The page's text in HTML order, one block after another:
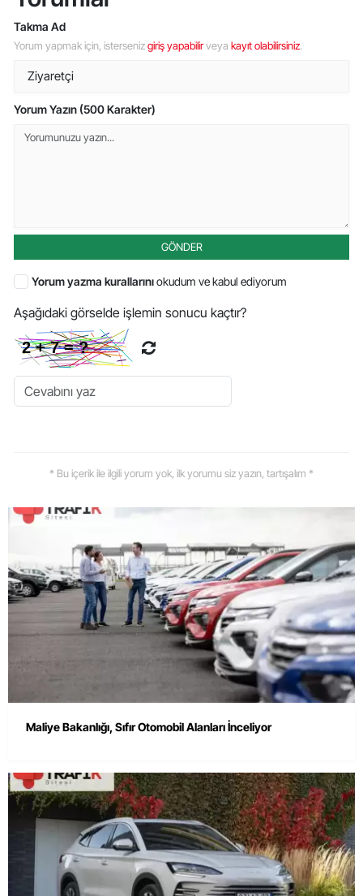
Takma Ad
Yorum yapmak için, istersenizgiriş yapabilirveya kayıt olabilirsiniz.
Yorum Yazın (500 Karakter)
GÖNDER
Yorum yazma kurallarınıokudum ve kabul ediyorum
Aşağıdaki görselde işlemin sonucu kaçtır?
* Bu içerik ile ilgili yorum yok, ilk yorumu siz yazın, tartışalım *
Maliye Bakanlığı, Sıfır Otomobil Alanları İnceliyor